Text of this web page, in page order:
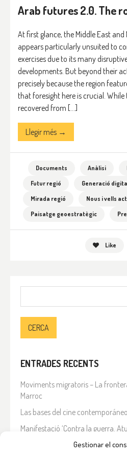
Gestionar el
Arab futures 2.0. The
At first glance, the Middle East
appears particularly unsuited to
exercises due to its many
developments. But beyond their
precisely because the region
that foresight here is crucial.
recovered from […]
Llegir més →
Documents Anàlisi
Futur regió
Generació
Mirada regió
Nous i vells
Paisatge geoestratègic
Like
ENTRADES RECENTS
Moviments migratoris – La
Marroc
Las bases del cine
Manifestació ‘Contra la guerra.
En solidaritat amb el Líban